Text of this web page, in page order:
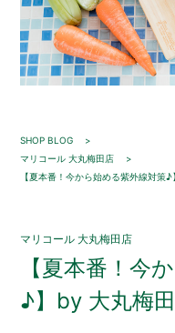
SHOP BLOG
マリコール 大丸梅田店
【夏本番！今から始める紫外線対策
マリコール 大丸梅田店
【夏本番！今
♪】by 大丸梅